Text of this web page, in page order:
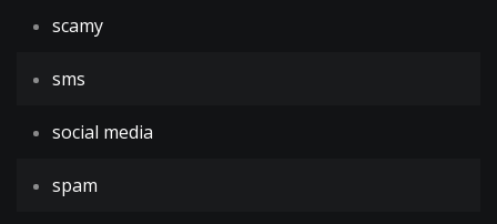
scamy
sms
social media
spam